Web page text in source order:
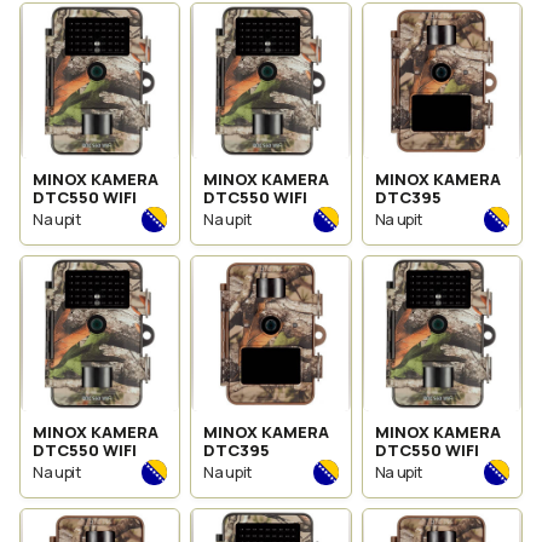
MINOX KAMERA
DTC550 WIFI
Na upit
MINOX KAMERA
DTC550 WIFI
Na upit
MINOX KAMERA
DTC395
Na upit
MINOX KAMERA
DTC550 WIFI
Na upit
MINOX KAMERA
DTC395
Na upit
MINOX KAMERA
DTC550 WIFI
Na upit